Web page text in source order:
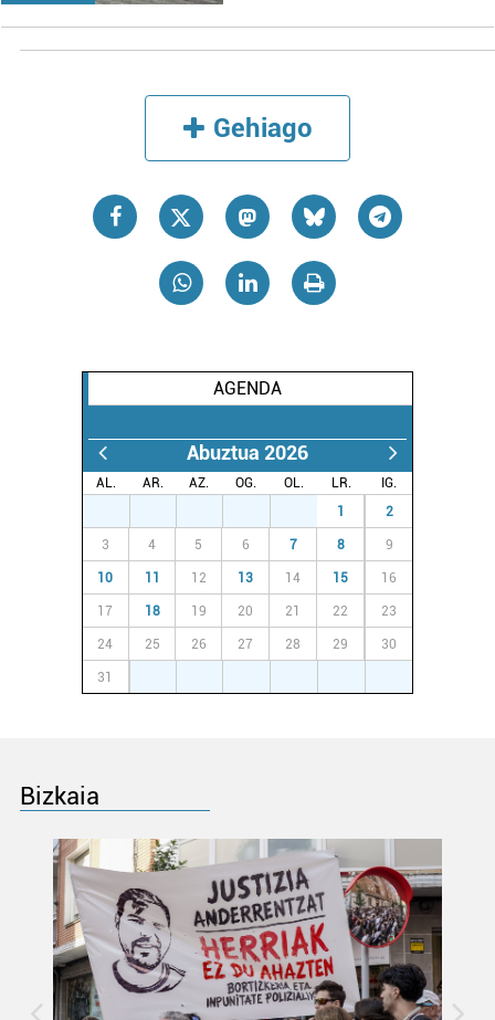
Gehiago
AGENDA
Abuztua 2026
AL. AR. AZ. OG. OL. LR.
IG.
1 2
3 4 5 6 7 8 9
10 11 12 13 14 15 16
17 18 19 20 21 22 23
24 25 26 27 28 29 30
31
Bizkaia